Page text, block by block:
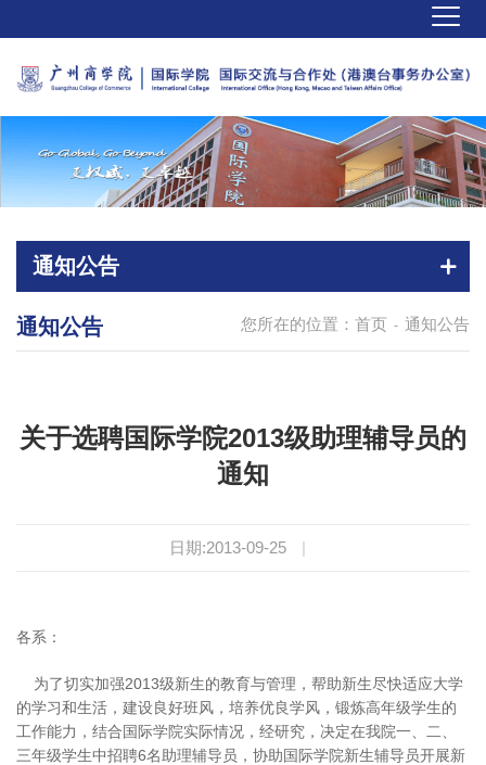
通知公告
您所在的位置： 首页 - 通知公告
通知公告
关于选聘国际学院2013级助理辅导员的
通知
日期:2013-09-25 |
各系：
为了切实加强2013级新生的教育与管理，帮助新生尽快适应大学
的学习和生活，建设良好班风，培养优良学风，锻炼高年级学生的
工作能力，结合国际学院实际情况，经研究，决定在我院一、二、
三年级学生中招聘6名助理辅导员，协助国际学院新生辅导员开展新